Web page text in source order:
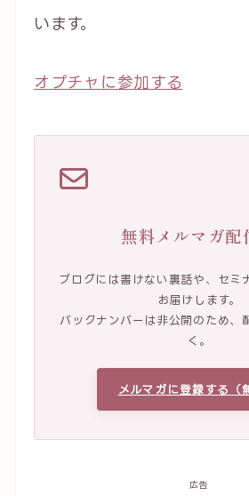
います。
オプチャに参加する
無料メルマガ配
ブログには書けない裏話や、セミ
お届けします。
バックナンバーは非公開のため、
く。
メルマガに登録する（
広告